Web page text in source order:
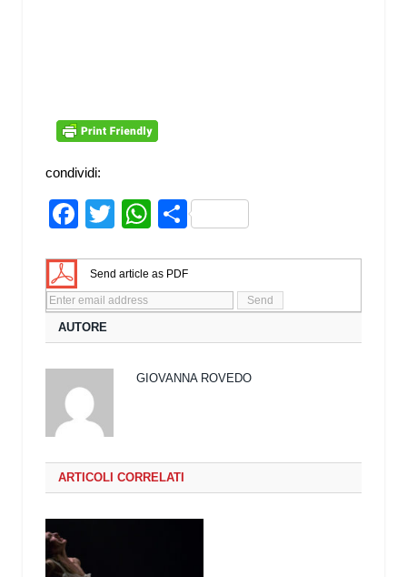
condividi:
Facebook
TwitterWhatsApp
Share
Send article as PDF
AUTORE
GIOVANNA ROVEDO
ARTICOLI CORRELATI